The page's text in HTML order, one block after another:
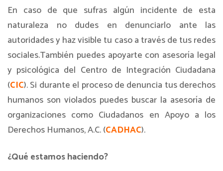
En caso de que sufras algún incidente de esta
naturaleza no dudes en denunciarlo ante las
autoridades y haz visible tu caso a través de tus redes
sociales.También puedes apoyarte con asesoría legal
y psicológica del Centro de Integración Ciudadana
(CIC). Si durante el proceso de denuncia tus derechos
humanos son violados puedes buscar la asesoría de
organizaciones como Ciudadanos en Apoyo a los
Derechos Humanos, A.C. (CADHAC).
¿Qué estamos haciendo?